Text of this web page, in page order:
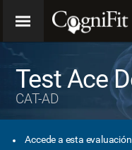
Test Ace
CAT-AD
Accede a esta